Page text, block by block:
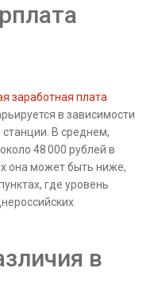
заработная плата
в зависимости
станции. В среднем,
48 000 рублей в
она может быть ниже,
где уровень
в